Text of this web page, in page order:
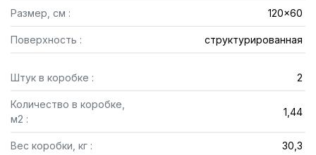
Размер, см : 120x60
Поверхность : структурированная
Штук в коробке : 2
Количество в коробке,
м2 :
1,44
Вес коробки, кг : 30,3